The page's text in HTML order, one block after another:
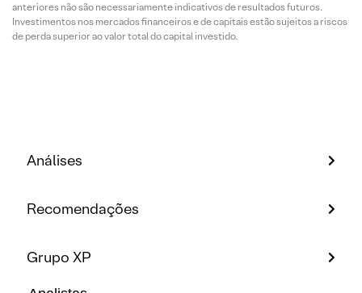
anteriores não são necessariamente indicativos de resultados futuros.
Investimentos nos mercados financeiros e de capitais estão sujeitos a riscos
de perda superior ao valor total do capital investido.
Análises
Recomendações
Grupo XP